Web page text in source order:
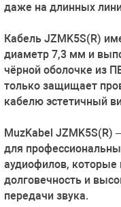
даже на длинных
Кабель JZMK5S(R)
диаметр 7,3 мм и
чёрной оболочке из
только защищает
кабелю эстетичный
MuzKabel JZMK5S(R)
для
аудиофилов, которые
долговечность и
передачи звука.